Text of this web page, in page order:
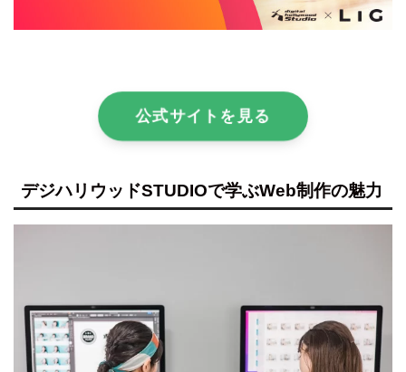
公式サイトを見る
デジハリウッドSTUDIOで学ぶWeb制作の魅力